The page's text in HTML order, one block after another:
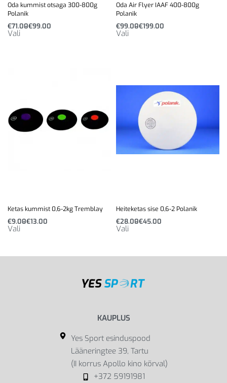
Oda kummist otsaga 300-800g
Polanik
€71.00€99.00
Vali
Oda Air Flyer IAAF 400-800g
Polanik
€99.00€199.00
Vali
Ketas kummist 0,6-2kg Tremblay
€9.00€13.00
Vali
Heiteketas sise 0,6-2 Polanik
€28.00€45.00
Vali
KAUPLUS
Yes Sport esinduspood
Lääneringtee 39, Tartu
(II korrus Apollo kino kõrval)
+372 59191981